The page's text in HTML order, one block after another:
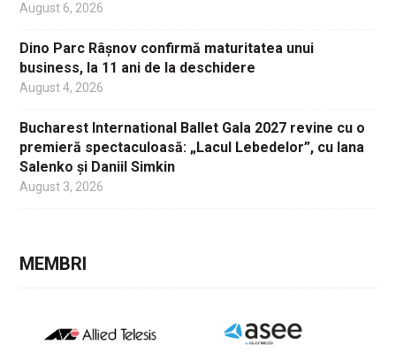
August 6, 2026
Dino Parc Râșnov confirmă maturitatea unui
business, la 11 ani de la deschidere
August 4, 2026
Bucharest International Ballet Gala 2027 revine cu o
premieră spectaculoasă: „Lacul Lebedelor”, cu Iana
Salenko și Daniil Simkin
August 3, 2026
MEMBRI